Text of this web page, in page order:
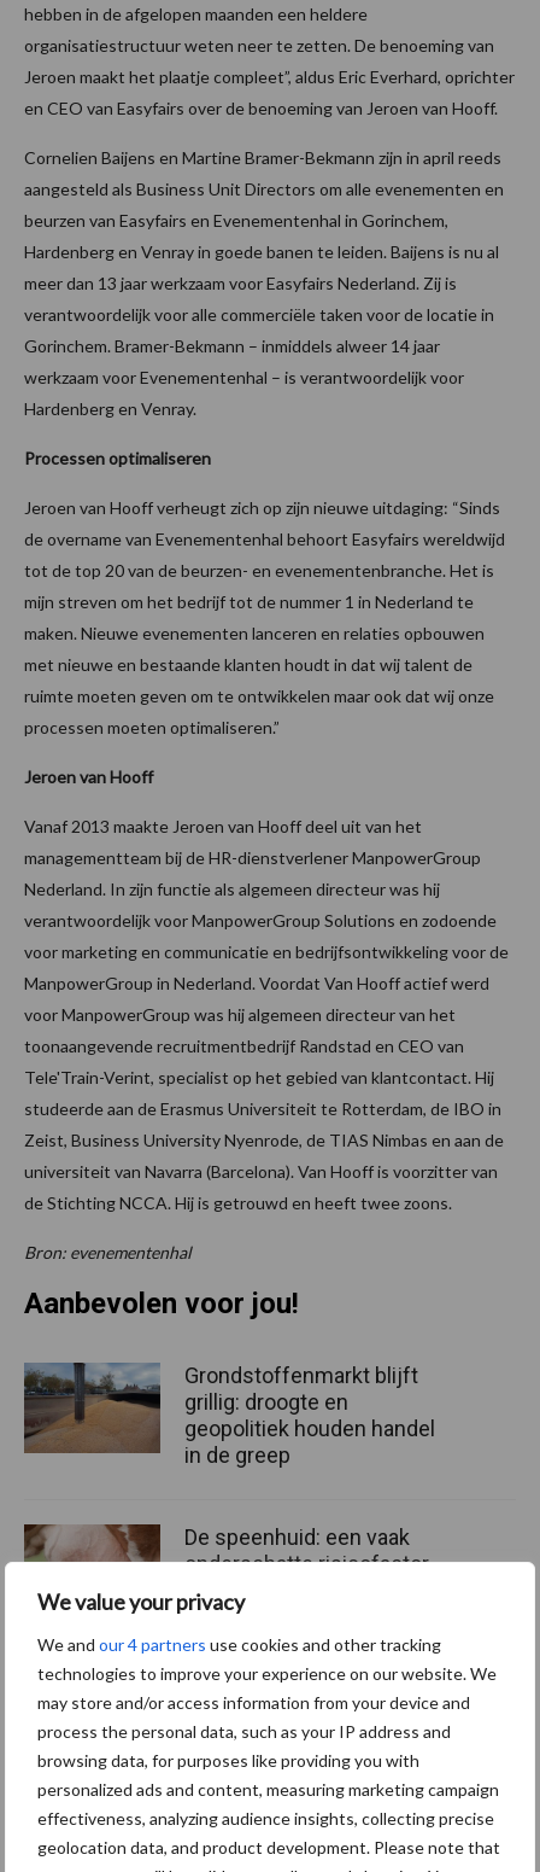
We value your privacy
We and our 4 partners use cookies and other tracking
technologies to improve your experience on our website. We
may store and/or access information from your device and
process the personal data, such as your IP address and
browsing data, for purposes like providing you with
personalized ads and content, measuring marketing campaign
effectiveness, analyzing audience insights, collecting precise
geolocation data, and product development. Please note that
hebben in de afgelopen maanden een heldere
organisatiestructuur weten neer te zetten. De benoeming van
Jeroen maakt het plaatje compleet”, aldus Eric Everhard, oprichter
en CEO van Easyfairs over de benoeming van Jeroen van Hooff.
Cornelien Baijens en Martine Bramer-Bekmann zijn in april reeds
aangesteld als Business Unit Directors om alle evenementen en
beurzen van Easyfairs en Evenementenhal in Gorinchem,
Hardenberg en Venray in goede banen te leiden. Baijens is nu al
meer dan 13 jaar werkzaam voor Easyfairs Nederland. Zij is
verantwoordelijk voor alle commerciële taken voor de locatie in
Gorinchem. Bramer-Bekmann – inmiddels alweer 14 jaar
werkzaam voor Evenementenhal – is verantwoordelijk voor
Hardenberg en Venray.
Processen optimaliseren
Jeroen van Hooff verheugt zich op zijn nieuwe uitdaging: “Sinds
de overname van Evenementenhal behoort Easyfairs wereldwijd
tot de top 20 van de beurzen- en evenementenbranche. Het is
mijn streven om het bedrijf tot de nummer 1 in Nederland te
maken. Nieuwe evenementen lanceren en relaties opbouwen
met nieuwe en bestaande klanten houdt in dat wij talent de
ruimte moeten geven om te ontwikkelen maar ook dat wij onze
processen moeten optimaliseren.”
Jeroen van Hooff
Vanaf 2013 maakte Jeroen van Hooff deel uit van het
managementteam bij de HR-dienstverlener ManpowerGroup
Nederland. In zijn functie als algemeen directeur was hij
verantwoordelijk voor ManpowerGroup Solutions en zodoende
voor marketing en communicatie en bedrijfsontwikkeling voor de
ManpowerGroup in Nederland. Voordat Van Hooff actief werd
voor ManpowerGroup was hij algemeen directeur van het
toonaangevende recruitmentbedrijf Randstad en CEO van
Tele'Train-Verint, specialist op het gebied van klantcontact. Hij
studeerde aan de Erasmus Universiteit te Rotterdam, de IBO in
Zeist, Business University Nyenrode, de TIAS Nimbas en aan de
universiteit van Navarra (Barcelona). Van Hooff is voorzitter van
de Stichting NCCA. Hij is getrouwd en heeft twee zoons.
Bron: evenementenhal
Aanbevolen voor jou!
Grondstoffenmarkt blijft
grillig: droogte en
geopolitiek houden handel
in de greep
De speenhuid: een vaak
onderschatte risicofactor
voor mastitis
ForFarmers ziet volume en
marktaandeel groeien in
krimpende Nederlandse
markt